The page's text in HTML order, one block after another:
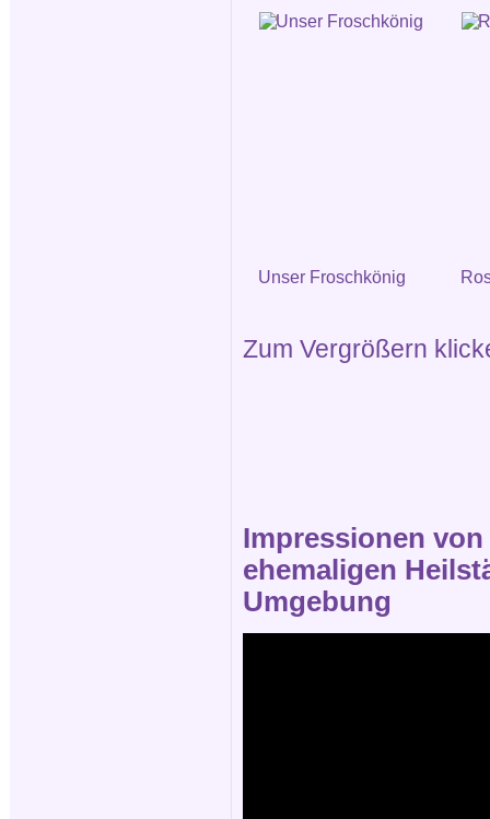
Unser Froschkönig
Zum Vergrößern
Impressionen
ehemaligen
Umgebung